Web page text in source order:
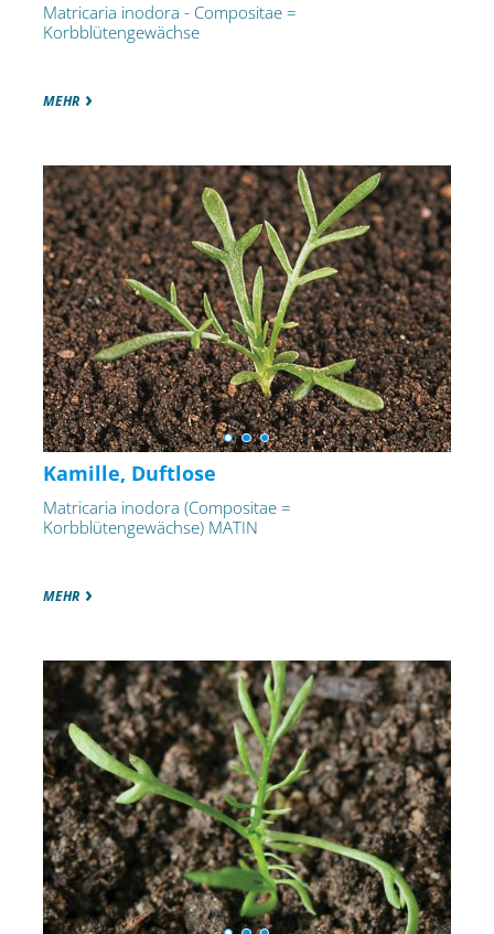
Matricaria inodora - Compositae =
Korbblütengewächse
MEHR
Kamille, Duftlose
Matricaria inodora (Compositae =
Korbblütengewächse) MATIN
MEHR